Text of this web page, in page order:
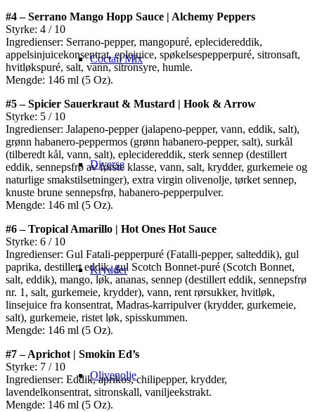
Coctail Mix
Diverse
Krydder
Olivenolje
#4 – Serrano Mango Hopp Sauce | Alchemy Peppers
Styrke: 4 / 10
Ingredienser: Serrano-pepper, mangopuré, eplecidereddik,
appelsinjuicekonsentrat, eplejuice, spøkelsespepperpuré, sitronsaft,
hvitløkspuré, salt, vann, sitronsyre, humle.
Mengde: 146 ml (5 Oz).
#5 – Spicier Sauerkraut & Mustard | Hook & Arrow
Styrke: 5 / 10
Ingredienser: Jalapeno-pepper (jalapeno-pepper, vann, eddik, salt),
grønn habanero-peppermos (grønn habanero-pepper, salt), surkål
(tilberedt kål, vann, salt), eplecidereddik, sterk sennep (destillert
eddik, sennepsfrø av første klasse, vann, salt, krydder, gurkemeie og
naturlige smakstilsetninger), extra virgin olivenolje, tørket sennep,
knuste brune sennepsfrø, habanero-pepperpulver.
Mengde: 146 ml (5 Oz).
#6 – Tropical Amarillo | Hot Ones Hot Sauce
Styrke: 6 / 10
Ingredienser: Gul Fatali-pepperpuré (Fatalli-pepper, salteddik), gul
paprika, destillert eddik, gul Scotch Bonnet-puré (Scotch Bonnet,
salt, eddik), mango, løk, ananas, sennep (destillert eddik, sennepsfrø
nr. 1, salt, gurkemeie, krydder), vann, rent rørsukker, hvitløk,
linsejuice fra konsentrat, Madras-karripulver (krydder, gurkemeie,
salt), gurkemeie, ristet løk, spisskummen.
Mengde: 146 ml (5 Oz).
#7 – Aprichot | Smokin Ed’s
Styrke: 7 / 10
Ingredienser: Eddik, aprikos, chilipepper, krydder,
lavendelkonsentrat, sitronskall, vaniljeekstrakt.
Mengde: 146 ml (5 Oz).